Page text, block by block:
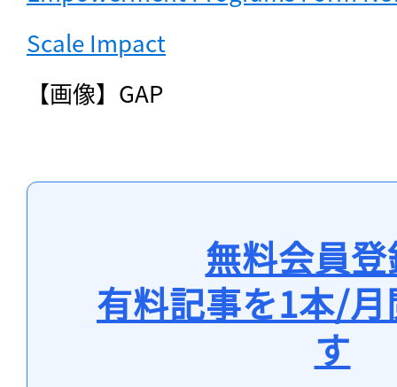
Scale Impact
【画像】GAP
無料会員
有料記事を1本/
す